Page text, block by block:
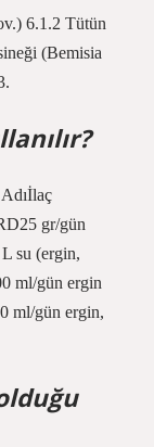
6.1.2 Tütün
(Bemisia
gr/gün
su (ergin,
ml/gün ergin
ml/gün ergin,